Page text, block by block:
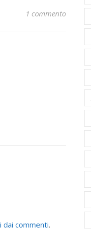
1 commento
dai commenti.